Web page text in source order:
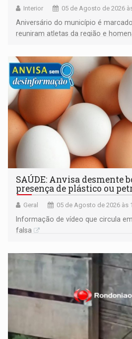
Interior 05 de Agosto de 2026
Aniversário do município é
reuniram atletas da região e
SAÚDE: Anvisa desmente
presença de plástico ou
Geral 05 de Agosto de 2026 às
Informação de vídeo que circula
falsa